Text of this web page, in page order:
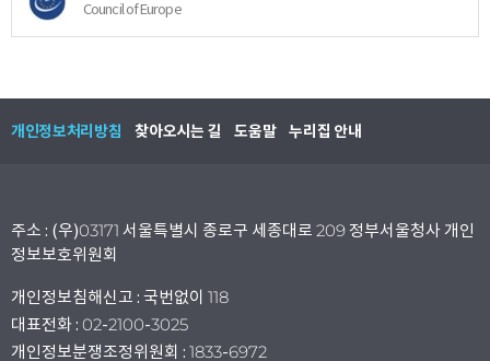
Council of Europe
개인정보처리방침 찾아오시는 길 도움말 누리집 안내
주소 : (우)03171 서울특별시 종로구 세종대로 209 정부서울청사 개인
정보보호위원회
개인정보침해신고 : 국번없이 118
대표전화 : 02-2100-3025
개인정보분쟁조정위원회 : 1833-6972